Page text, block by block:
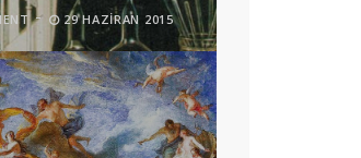
29 HAZIRAN 2015